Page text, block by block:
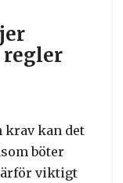
regler
krav kan det
böter
viktigt